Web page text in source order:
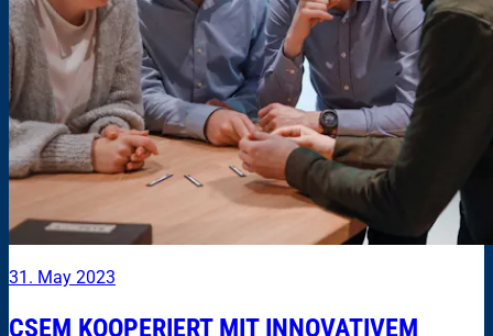
31. May 2023
CSEM KOOPERIERT MIT INNOVATIVEM